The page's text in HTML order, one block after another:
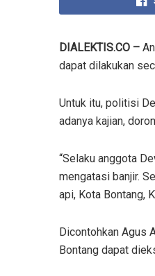
DIALEKTIS.CO –
dapat dilakukan
Untuk itu, politisi
adanya kajian,
“Selaku anggota
mengatasi banjir.
api, Kota Bontang,
Dicontohkan Agus
Bontang dapat